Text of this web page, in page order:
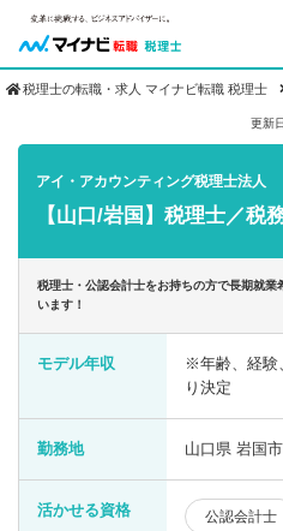
転職お役立ち情報
業界情報
求人情報
税理士の転職・求人 マイナビ転職 税理士
更新
アイ・アカウンティング税理士法人
【山口/岩国】税理士／税
税理士・公認会計士をお持ちの方で長期就
います！
モデル年収
※年齢、経験
り決定
勤務地 山口県 岩国
活かせる資格 公認会計士